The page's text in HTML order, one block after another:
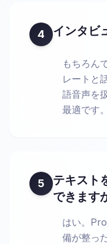
4 インタビ
もちろん
レートと
語音声を
最適です。
5
テキスト
できます
はい。
備が整っ